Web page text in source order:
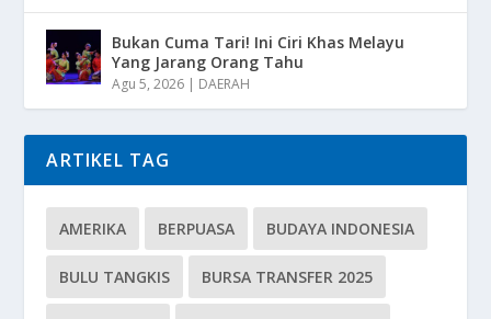
Bukan Cuma Tari! Ini Ciri Khas Melayu
Yang Jarang Orang Tahu
Agu 5, 2026 | DAERAH
ARTIKEL TAG
AMERIKA BERPUASA BUDAYA INDONESIA
BULU TANGKIS BURSA TRANSFER 2025